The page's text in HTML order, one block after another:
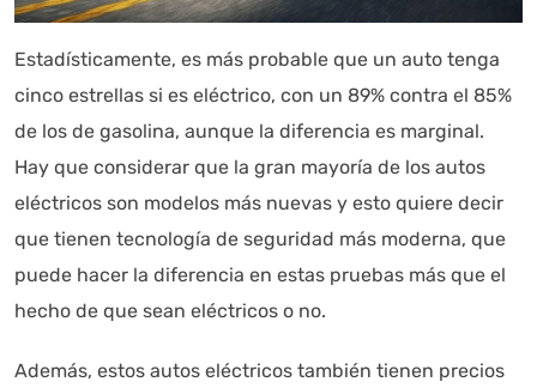
Estadísticamente, es más probable que un auto tenga
cinco estrellas si es eléctrico, con un 89% contra el 85%
de los de gasolina, aunque la diferencia es marginal.
Hay que considerar que la gran mayoría de los autos
eléctricos son modelos más nuevas y esto quiere decir
que tienen tecnología de seguridad más moderna, que
puede hacer la diferencia en estas pruebas más que el
hecho de que sean eléctricos o no.
Además, estos autos eléctricos también tienen precios